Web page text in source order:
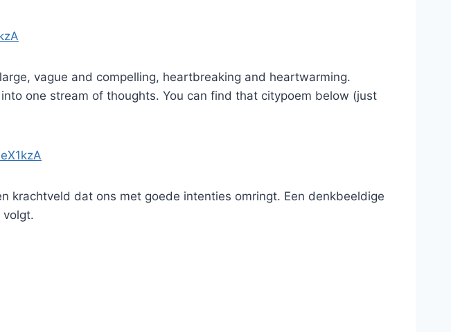
vague and compelling, heartbreaking and heartwarming.
one stream of thoughts. You can find that citypoem below (just
krachtveld dat ons met goede intenties omringt. Een denkbeeldige
volgt.